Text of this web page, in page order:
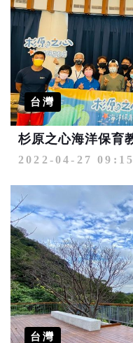
台灣
2022-04-27 09:15
台灣